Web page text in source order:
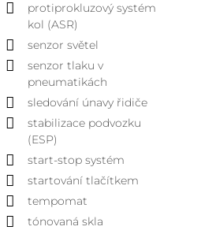
protiprokluzový systém
kol (ASR)
senzor světel
senzor tlaku v
pneumatikách
sledování únavy řidiče
stabilizace podvozku
(ESP)
start-stop systém
startování tlačítkem
tempomat
tónovaná skla